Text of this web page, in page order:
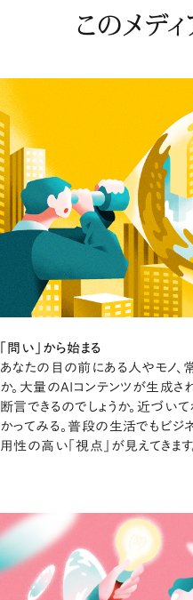
このメデ
「問い」から始まる
あなたの目の前にある人やモノ、
か。大量のAIコンテンツが生成さ
断言できるのでしょうか。近づい
かってみる。普段の生活でもビジ
用性の高い「視点」が見えてきます